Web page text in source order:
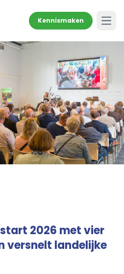
Kennismaken
2026 met vier
versnelt landelijke